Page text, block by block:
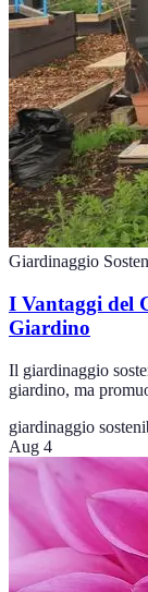
Giardinaggio
I Vantaggi del
Giardino
Il giardinaggio
giardino, ma
giardinaggio
Aug 4